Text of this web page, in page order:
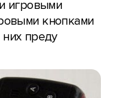
игровыми
кнопками
них преду